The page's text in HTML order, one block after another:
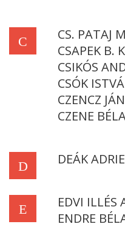
C
CS. PATAJ
CSAPEK B.
CSIKÓS
CSÓK
CZENCZ
CZENE
D DEÁK
E
EDVI ILLÉS
ENDRE